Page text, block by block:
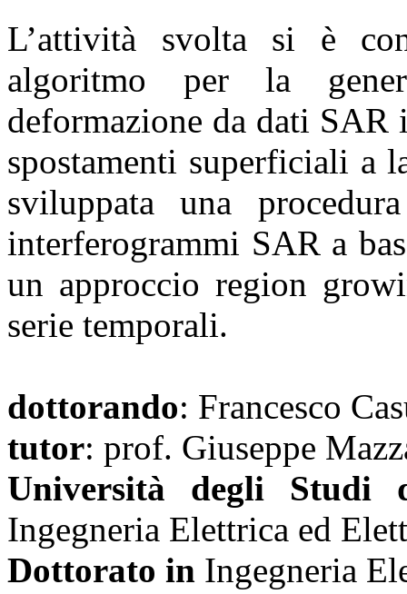
L’attività svolta si è
algoritmo per la
deformazione da dati
spostamenti superficiali a
sviluppata una
interferogrammi SAR a
un approccio region
serie temporali.
dottorando: Francesco
tutor: prof. Giuseppe
Università degli
Ingegneria Elettrica ed
Dottorato in Ingegneria